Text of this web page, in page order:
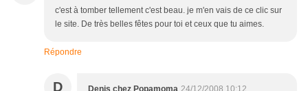
c'est à tomber tellement c'est beau. je m'en vais de ce clic sur
le site. De très belles fêtes pour toi et ceux que tu aimes.
Répondre
D Denis chez Popamoma 24/12/2008 10:12